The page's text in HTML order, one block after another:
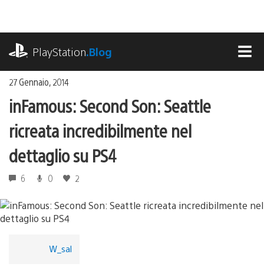
contenuto
PlayStation.Blog
27 Gennaio, 2014
inFamous: Second Son: Seattle
ricreata incredibilmente nel
dettaglio su PS4
6 0 2
W_sal